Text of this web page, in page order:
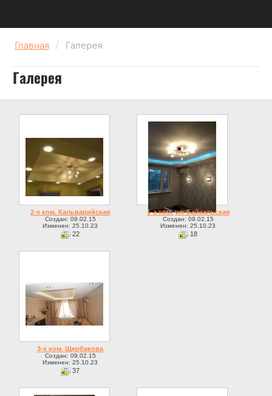
Главная / Галерея
Галерея
2-х ком. Кальварийская
Создан: 09.02.15
Изменен: 25.10.23
22
1-а ком. ул. Байкальская
Создан: 09.02.15
Изменен: 25.10.23
18
3-х ком. Щербакова
Создан: 09.02.15
Изменен: 25.10.23
37